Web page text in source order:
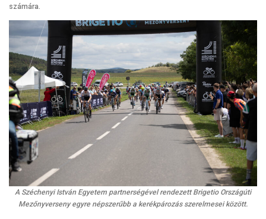
számára.
A Széchenyi István Egyetem partnerségével rendezett Brigetio Országúti
Mezőnyverseny egyre népszerűbb a kerékpározás szerelmesei között.